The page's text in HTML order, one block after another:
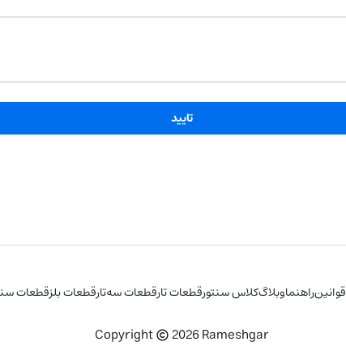
تایید
قوانینراهنماوبلاگکلاس سنتورقطعات تارقطعات سه‌تارقطعات بلزقطعات
Copyright 2026Rameshgar